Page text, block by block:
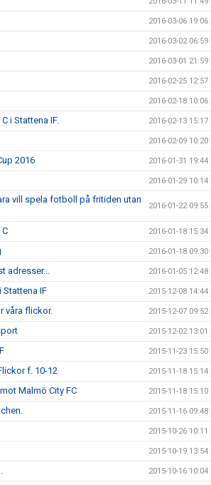
2016-03-06 19:06
2016-03-02 06:59
2016-03-01 21:59
2016-02-25 12:57
2016-02-18 10:06
i Stattena IF. 2016-02-13 15:17
2016-02-09 10:20
2016 2016-01-31 19:44
2016-01-29 10:14
vill spela fotboll på fritiden utan
2016-01-22 09:55
2016-01-18 15:34
2016-01-18 09:30
adresser... 2016-01-05 12:48
Stattena IF 2015-12-08 14:44
våra flickor. 2015-12-07 09:52
2015-12-02 13:01
2015-11-23 15:50
f. 10-12 2015-11-18 15:14
Malmö City FC 2015-11-18 15:10
2015-11-16 09:48
2015-10-26 10:11
2015-10-19 13:54
2015-10-16 10:04